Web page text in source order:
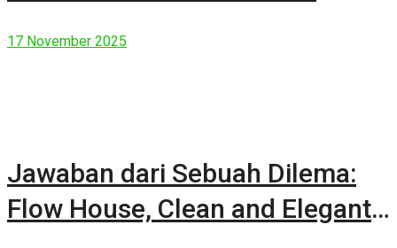
17 November 2025
Jawaban dari Sebuah Dilema:
Flow House, Clean and Elegant